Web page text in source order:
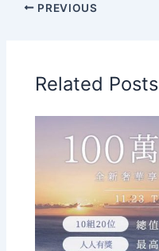
PREVIOUS
Related Posts